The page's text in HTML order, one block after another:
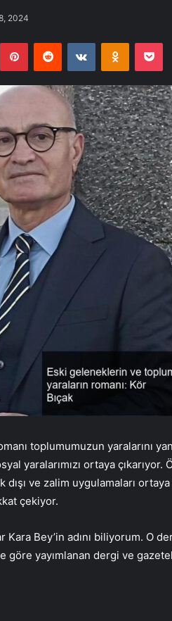
2024
PinterestReddit VKontakte
toplumumuzun yaralarını
yaralarımızı ortaya çıkarıyor.
dışı ve zalim uygulamaları
çekiyor.
Bey’in adını biliyorum. O
göre yayımlanan dergi ve